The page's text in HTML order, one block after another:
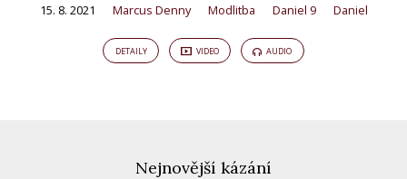
15. 8. 2021 Marcus Denny Modlitba Daniel 9 Daniel
DETAILY VIDEO AUDIO
Nejnovější kázání